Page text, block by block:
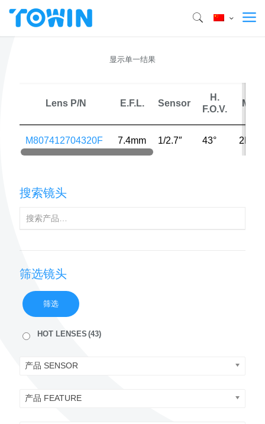
显示单一结果
Lens P/N E.F.L. Sensor
H.
F.O.V.
MP
M807412704320F 7.4mm 1/2.7″ 43° 2MP
搜索镜头
筛选镜头
筛选
HOT LENSES (43)
产品 SENSOR
产品 FEATURE